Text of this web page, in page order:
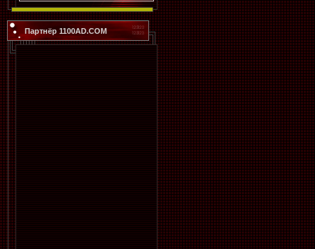
Партнёр 1100AD.COM